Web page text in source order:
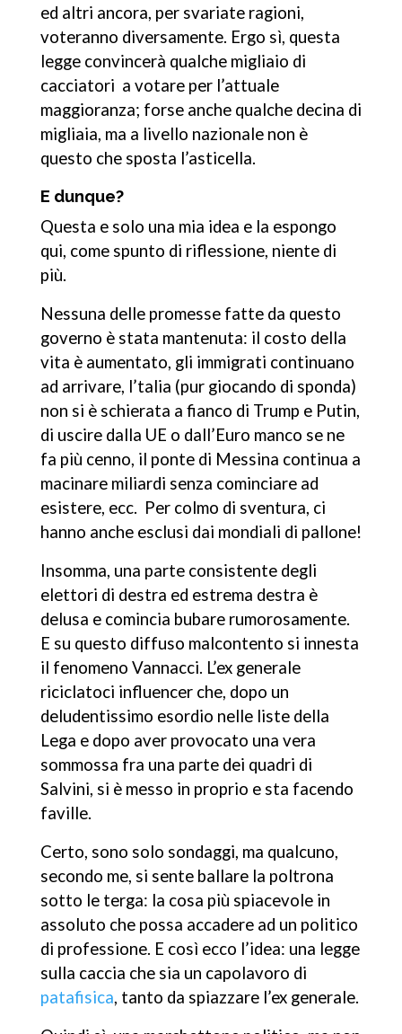
ed altri ancora, per svariate ragioni,
voteranno diversamente. Ergo sì, questa
legge convincerà qualche migliaio di
cacciatori a votare per l’attuale
maggioranza; forse anche qualche decina di
migliaia, ma a livello nazionale non è
questo che sposta l’asticella.
E dunque?
Questa e solo una mia idea e la espongo
qui, come spunto di riflessione, niente di
più.
Nessuna delle promesse fatte da questo
governo è stata mantenuta: il costo della
vita è aumentato, gli immigrati continuano
ad arrivare, l’talia (pur giocando di sponda)
non si è schierata a fianco di Trump e Putin,
di uscire dalla UE o dall’Euro manco se ne
fa più cenno, il ponte di Messina continua a
macinare miliardi senza cominciare ad
esistere, ecc. Per colmo di sventura, ci
hanno anche esclusi dai mondiali di pallone!
Insomma, una parte consistente degli
elettori di destra ed estrema destra è
delusa e comincia bubare rumorosamente.
E su questo diffuso malcontento si innesta
il fenomeno Vannacci. L’ex generale
riciclatoci influencer che, dopo un
deludentissimo esordio nelle liste della
Lega e dopo aver provocato una vera
sommossa fra una parte dei quadri di
Salvini, si è messo in proprio e sta facendo
faville.
Certo, sono solo sondaggi, ma qualcuno,
secondo me, si sente ballare la poltrona
sotto le terga: la cosa più spiacevole in
assoluto che possa accadere ad un politico
di professione. E così ecco l’idea: una legge
sulla caccia che sia un capolavoro di
patafisica, tanto da spiazzare l’ex generale.